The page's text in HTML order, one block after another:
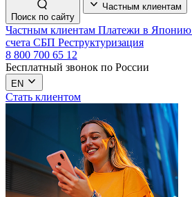
Поиск по сайту
Частным клиентам
Частным клиентам Платежи в Японию
счета СБП Реструктуризация
8 800 700 65 12
Бесплатный звонок по России
EN
Стать клиентом